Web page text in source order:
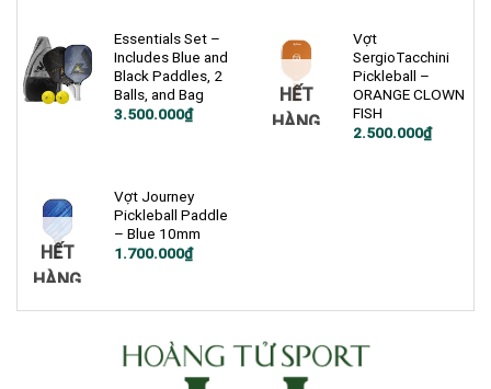
Essentials Set –
Includes Blue and
Black Paddles, 2
Balls, and Bag
Giá
3.500.000₫
Giá
HẾT
HÀNG
Vợt
SergioTacchini
Pickleball –
ORANGE CLOWN
FISH
Giá
2.500.000₫
Giá
HẾT
HÀNG
Vợt Journey
Pickleball Paddle
– Blue 10mm
Giá
1.700.000₫
Giá
1.700.000₫.